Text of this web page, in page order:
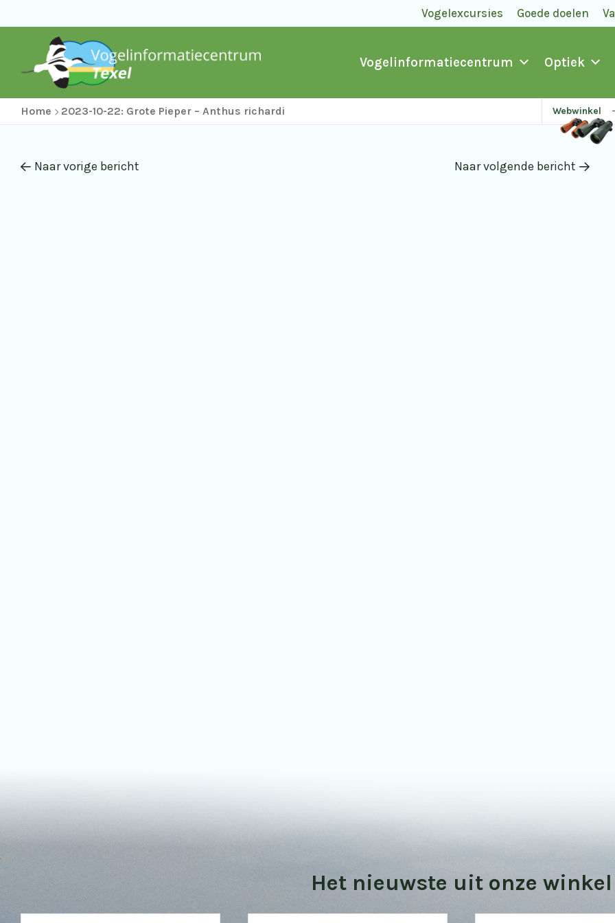
Vogelexcursies Goede doelen
Vogelinformatiecentrum Optiek
Home 2023-10-22: Grote Pieper – Anthus richardi Webwinkel
Naar vorige bericht Naar volgende bericht
Het nieuwste uit onze winkel